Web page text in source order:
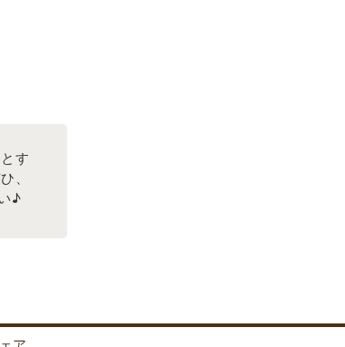
す
、
♪